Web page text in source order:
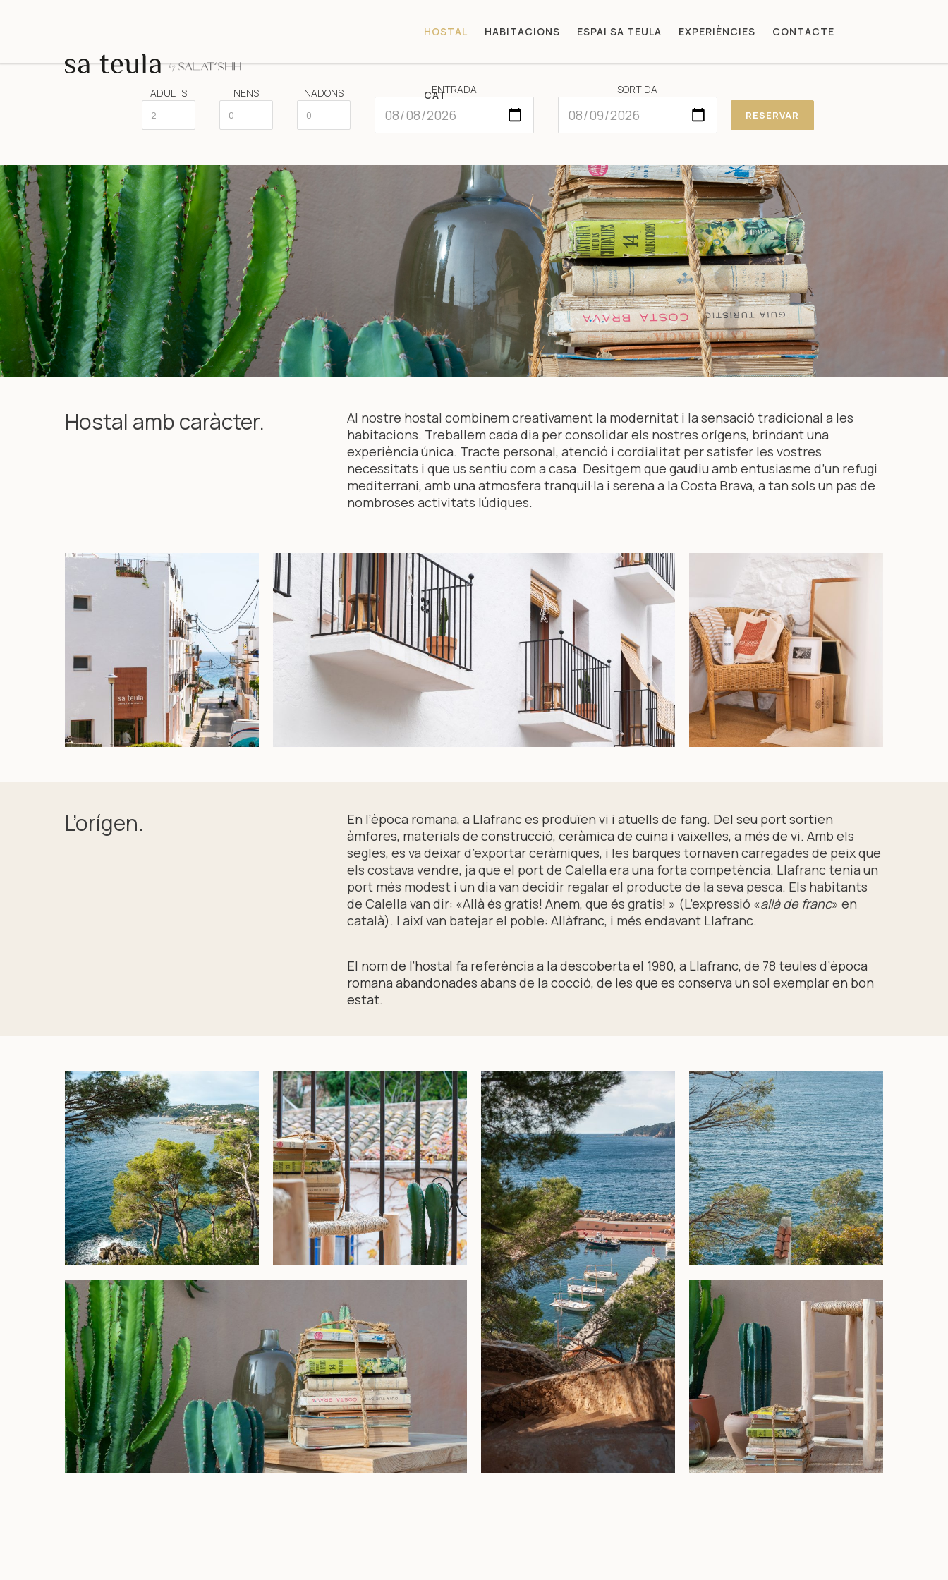
HOSTAL HABITACIONS ESPAI SA TEULA EXPERIÈNCIES CONTACTE
CAT
ADULTS NENS NADONS ENTRADA SORTIDA
RESERVAR
Hostal amb caràcter.
Al nostre hostal combinem creativament la modernitat i la sensació tradicional a les
habitacions. Treballem cada dia per consolidar els nostres orígens, brindant una
experiència única. Tracte personal, atenció i cordialitat per satisfer les vostres
necessitats i que us sentiu com a casa. Desitgem que gaudiu amb entusiasme d’un refugi
mediterrani, amb una atmosfera tranquil·la i serena a la Costa Brava, a tan sols un pas de
nombroses activitats lúdiques.
L’orígen.
En l’època romana, a Llafranc es produïen vi i atuells de fang. Del seu port sortien
àmfores, materials de construcció, ceràmica de cuina i vaixelles, a més de vi. Amb els
segles, es va deixar d’exportar ceràmiques, i les barques tornaven carregades de peix que
els costava vendre, ja que el port de Calella era una forta competència. Llafranc tenia un
port més modest i un dia van decidir regalar el producte de la seva pesca. Els habitants
de Calella van dir: «Allà és gratis! Anem, que és gratis! » (L’expressió «allà de franc» en
català). I així van batejar el poble: Allàfranc, i més endavant Llafranc.
El nom de l’hostal fa referència a la descoberta el 1980, a Llafranc, de 78 teules d’època
romana abandonades abans de la cocció, de les que es conserva un sol exemplar en bon
estat.